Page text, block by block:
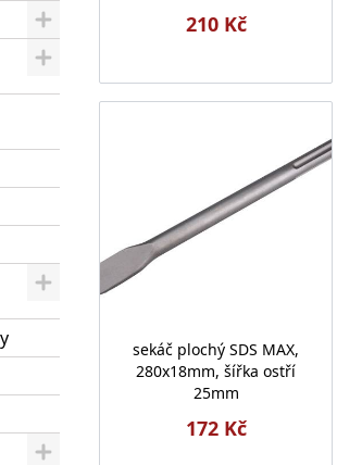
210 Kč
sekáč plochý SDS MAX,
280x18mm, šířka ostří
25mm
172 Kč